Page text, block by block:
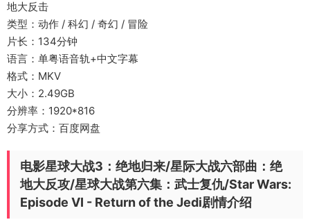
地大反击
类型：动作 / 科幻 / 奇幻 / 冒险
片长：134分钟
语言：单粤语音轨+中文字幕
格式：MKV
大小：2.49GB
分辨率：1920*816
分享方式：百度网盘
电影星球大战3：绝地归来/星际大战六部曲：绝
地大反攻/星球大战第六集：武士复仇/Star Wars:
Episode VI - Return of the Jedi剧情介绍